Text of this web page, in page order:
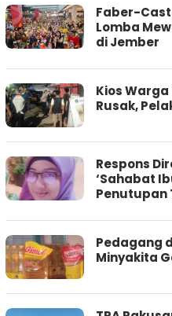
Faber-
Lomba
di Jember
Kios
Rusak,
Respons
‘Sahabat
Penutupan
Pedagang
Minyakita